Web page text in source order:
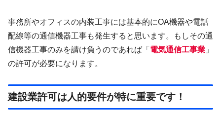
事務所やオフィスの内装工事には基本的にOA機器や電話
配線等の通信機器工事も発生すると思います。もしその通
信機器工事のみを請け負うのであれば「 電気通信工事業 」
の許可が必要になります。
建設業許可は人的要件が特に重要です！